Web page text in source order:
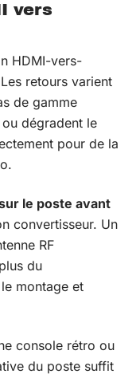
vers
HDMI-vers-
retours varient
de gamme
dégradent le
pour de la
le poste avant
convertisseur. Un
RF
du
montage et
console rétro ou
du poste suffit